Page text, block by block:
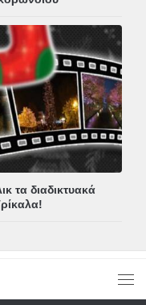
τα διαδικτυακά